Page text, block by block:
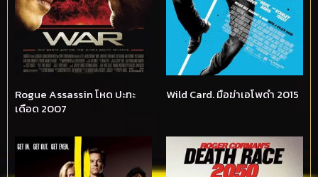
Rogue Assassin โหด ปะทะ
เดือด 2007
Wild Card. มือฆ่าเอโพดำ 2015